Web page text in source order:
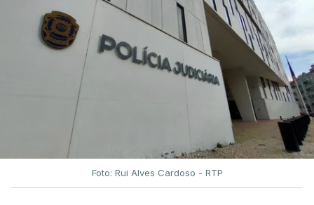
Foto: Rui Alves Cardoso - RTP